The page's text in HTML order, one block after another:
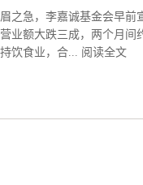
之急，李嘉诚基金会早前
业额大跌三成，两个月间
饮食业，合... 阅读全文